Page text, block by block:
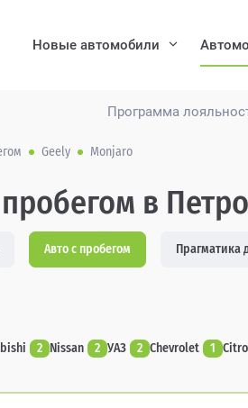
Программа
Новые автомобили
Geely Monjaro
в
Авто с пробегом Прагматика
2 Nissan 2 УАЗ 2 Chevrolet 1